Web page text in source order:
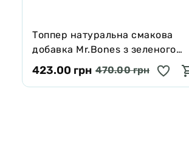
Tоппер натуральна смакова
добавка Mr.Bones з зеленого
яловичого рубця для собак і
котів 100 г
423.00 грн 470.00 грн